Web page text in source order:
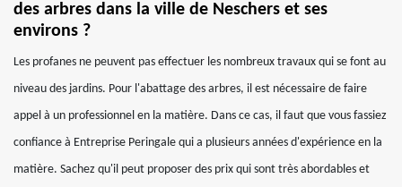
des arbres dans la ville de Neschers et ses
environs ?
Les profanes ne peuvent pas effectuer les nombreux travaux qui se font au
niveau des jardins. Pour l'abattage des arbres, il est nécessaire de faire
appel à un professionnel en la matière. Dans ce cas, il faut que vous fassiez
confiance à Entreprise Peringale qui a plusieurs années d'expérience en la
matière. Sachez qu'il peut proposer des prix qui sont très abordables et